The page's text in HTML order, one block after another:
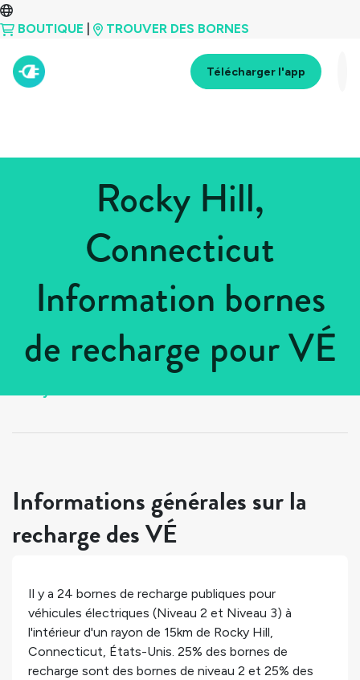
BOUTIQUE TROUVER DES BORNES
Télécharger l'app
Rocky Hill,
Connecticut
Information bornes
de recharge pour VÉ
États-Unis > Connecticut
Informations générales sur la
recharge des VÉ
Il y a 24 bornes de recharge publiques pour
véhicules électriques (Niveau 2 et Niveau 3) à
l'intérieur d'un rayon de 15km de Rocky Hill,
Connecticut, États-Unis. 25% des bornes de
recharge sont des bornes de niveau 2 et 25% des